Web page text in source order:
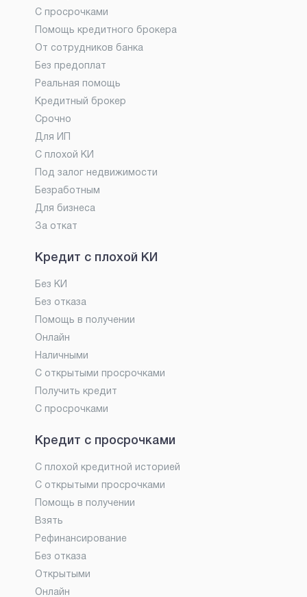
С просрочками
Помощь кредитного брокера
От сотрудников банка
Без предоплат
Реальная помощь
Кредитный брокер
Срочно
Для ИП
С плохой КИ
Под залог недвижимости
Безработным
Для бизнеса
За откат
Кредит с плохой КИ
Без КИ
Без отказа
Помощь в получении
Онлайн
Наличными
С открытыми просрочками
Получить кредит
С просрочками
Кредит с просрочками
С плохой кредитной историей
С открытыми просрочками
Помощь в получении
Взять
Рефинансирование
Без отказа
Открытыми
Онлайн